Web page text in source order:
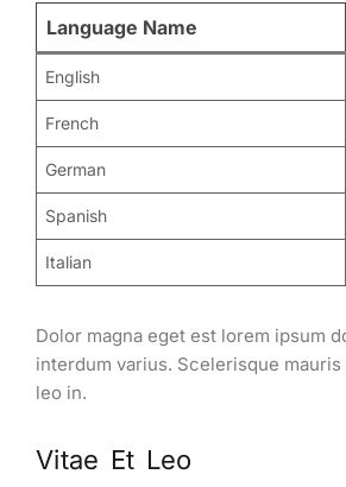
Language Name
English
French
German
Spanish
Italian
Dolor magna eget est lorem ipsum
interdum varius. Scelerisque
leo in.
Vitae Et Leo